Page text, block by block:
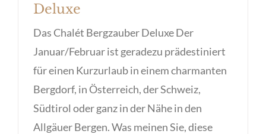
Deluxe
Das Chalét Bergzauber Deluxe Der
Januar/Februar ist geradezu prädestiniert
für einen Kurzurlaub in einem charmanten
Bergdorf, in Österreich, der Schweiz,
Südtirol oder ganz in der Nähe in den
Allgäuer Bergen. Was meinen Sie, diese